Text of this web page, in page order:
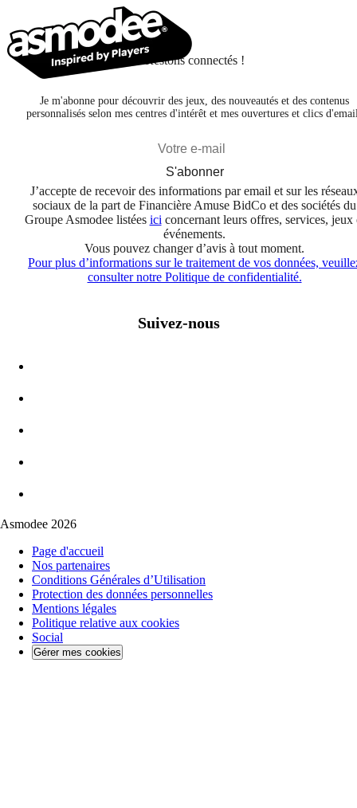
Restons connectés !
Je m'abonne pour découvrir des jeux, des nouveautés et des contenus
personnalisés selon mes centres d'intérêt et mes ouvertures et clics
S'abonner
J’accepte de recevoir des informations par email et sur les
sociaux de la part de Financière Amuse BidCo et des sociétés du
Groupe Asmodee listées ici concernant leurs offres, services, jeux
événements.
Vous pouvez changer d’avis à tout moment.
Pour plus d’informations sur le traitement de vos données,
consulter notre Politique de confidentialité.
Suivez-nous
Asmodee 2026
Page d'accueil
Nos partenaires
Conditions Générales d’Utilisation
Protection des données personnelles
Mentions légales
Politique relative aux cookies
Social
Gérer mes cookies